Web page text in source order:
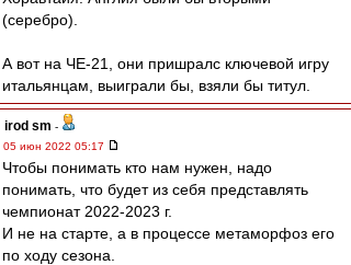
(серебро).
А вот на ЧЕ-21, они пришралс ключевой игру
итальянцам, выиграли бы, взяли бы титул.
irod sm -
05 июн 2022 05:17
Чтобы понимать кто нам нужен, надо
понимать, что будет из себя представлять
чемпионат 2022-2023 г.
И не на старте, а в процессе метаморфоз его
по ходу сезона.